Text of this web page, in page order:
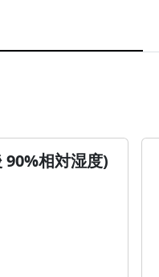
90%相対湿度)